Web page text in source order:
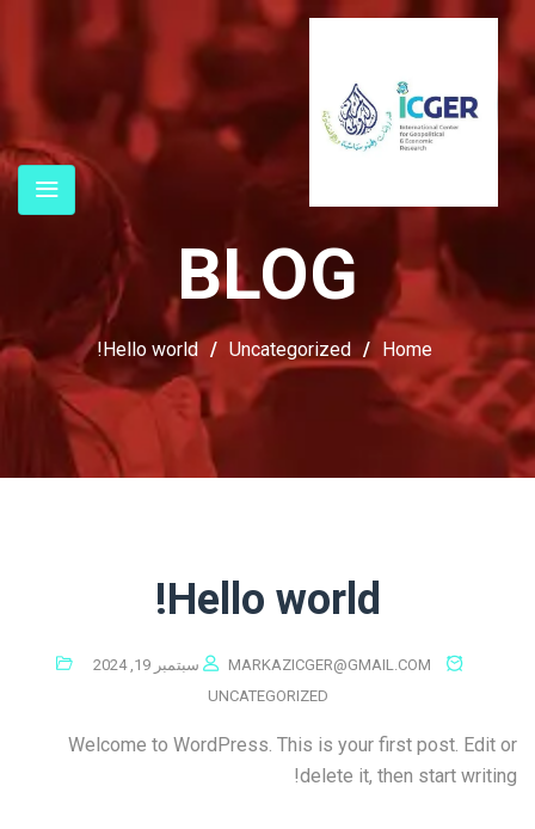
BLOG
Home
/
Uncategorized
/
Hello world!
Hello world!
MARKAZICGER@GMAIL.COM
سبتمبر 19, 2024
UNCATEGORIZED
Welcome to WordPress. This is your first post. Edit or
delete it, then start writing!